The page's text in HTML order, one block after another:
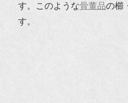
す。このような骨董品の櫛
す。